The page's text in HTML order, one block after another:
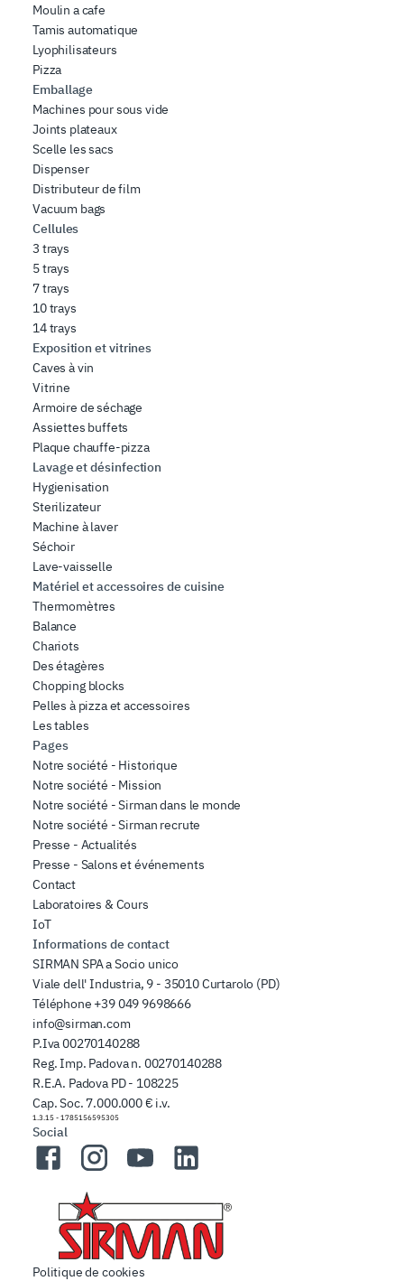
Moulin a cafe
Tamis automatique
Lyophilisateurs
Pizza
Emballage
Machines pour sous vide
Joints plateaux
Scelle les sacs
Dispenser
Distributeur de film
Vacuum bags
Cellules
3 trays
5 trays
7 trays
10 trays
14 trays
Exposition et vitrines
Caves à vin
Vitrine
Armoire de séchage
Assiettes buffets
Plaque chauffe-pizza
Lavage et désinfection
Hygienisation
Sterilizateur
Machine à laver
Séchoir
Lave-vaisselle
Matériel et accessoires de cuisine
Thermomètres
Balance
Chariots
Des étagères
Chopping blocks
Pelles à pizza et accessoires
Les tables
Pages
Notre société - Historique
Notre société - Mission
Notre société - Sirman dans le monde
Notre société - Sirman recrute
Presse - Actualités
Presse - Salons et événements
Contact
Laboratoires & Cours
IoT
Informations de contact
SIRMAN SPA a Socio unico
Viale dell' Industria, 9 - 35010 Curtarolo (PD)
Téléphone +39 049 9698666
info@sirman.com
P.Iva 00270140288
Reg. Imp. Padova n. 00270140288
R.E.A. Padova PD - 108225
Cap. Soc. 7.000.000 € i.v.
1.3.15 - 1785156595305
Social
FacebookInstagramYouTubeLinkedIn
Politique de cookies